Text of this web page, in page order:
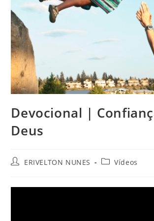
Devocional |
Deus
ERIVELTON NUNES Vídeos